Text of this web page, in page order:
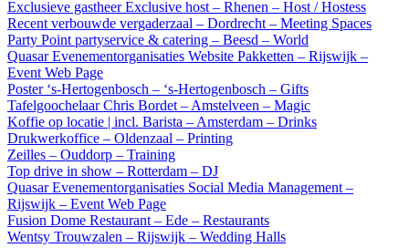
Exclusieve gastheer Exclusive host – Rhenen – Host / Hostess
Recent verbouwde vergaderzaal – Dordrecht – Meeting Spaces
Party Point partyservice & catering – Beesd – World
Quasar Evenementorganisaties Website Pakketten – Rijswijk –
Event Web Page
Poster ‘s-Hertogenbosch – ‘s-Hertogenbosch – Gifts
Tafelgoochelaar Chris Bordet – Amstelveen – Magic
Koffie op locatie | incl. Barista – Amsterdam – Drinks
Drukwerkoffice – Oldenzaal – Printing
Zeilles – Ouddorp – Training
Top drive in show – Rotterdam – DJ
Quasar Evenementorganisaties Social Media Management –
Rijswijk – Event Web Page
Fusion Dome Restaurant – Ede – Restaurants
Wentsy Trouwzalen – Rijswijk – Wedding Halls